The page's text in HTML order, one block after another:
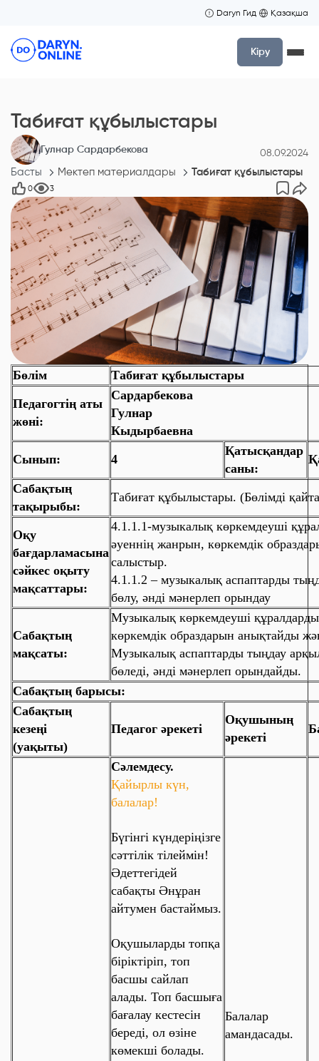
Daryn Гид Қазақша
Кіру
Табиғат құбылыстары
Гулнар Сардарбекова 08.09.2024
Басты Мектеп материалдары Табиғат құбылыстары
0 3
Бөлім
Табиғат құбылыстары
Педагогтің аты
жөні:
Сардарбекова
Гулнар
Кыдырбаевна
Сынып:
4
Қатысқандар
саны:
Сабақтың
тақырыбы:
Табиғат құбылыстары. (Бөлімді
Оқу
бағдарламасына
сәйкес оқыту
мақсаттары:
4.1.1.1-музыкалық көркемдеуші
әуеннің жанрын, көркемдік
салыстыр.
4.1.1.2 – музыкалық аспаптарды
бөлу, әнді мәнерлеп орындау
Сабақтың
мақсаты:
Музыкалық көркемдеуші
көркемдік образдарын анықтайды
Музыкалық аспаптарды тыңдау
бөледі, әнді мәнерлеп орындайды.
Сабақтың барысы:
Сабақтың
кезеңі
(уақыты)
Педагог әрекеті
Оқушының
әрекеті
Сәлемдесу.
Қайырлы күн,
балалар!
Бүгінгі күндеріңізге
сәттілік тілеймін!
Әдеттегідей
сабақты Әнұран
айтумен бастаймыз.
Оқушыларды топқа
біріктіріп, топ
басшы сайлап
алады. Топ басшыға
бағалау кестесін
береді, ол өзіне
көмекші болады.
Балалар
амандасады.